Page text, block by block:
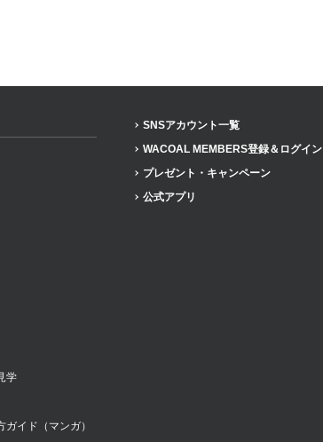
学
イド（マンガ）
SNSアカウント一覧
WACOAL MEMBERS登録＆ログイン
プレゼント・キャンペーン
公式アプリ